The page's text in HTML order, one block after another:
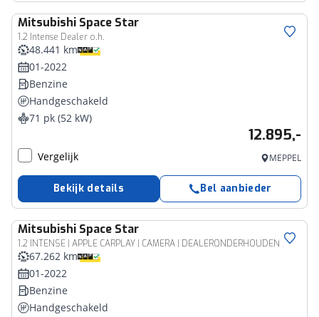
Mitsubishi Space Star
1.2 Intense Dealer o.h.
48.441 km
01-2022
Benzine
Handgeschakeld
71 pk (52 kW)
12.895,-
Vergelijk MEPPEL
Bekijk details Bel aanbieder
Mitsubishi Space Star
1.2 INTENSE | APPLE CARPLAY | CAMERA | DEALERONDERHOUDEN |
67.262 km
01-2022
Benzine
Handgeschakeld